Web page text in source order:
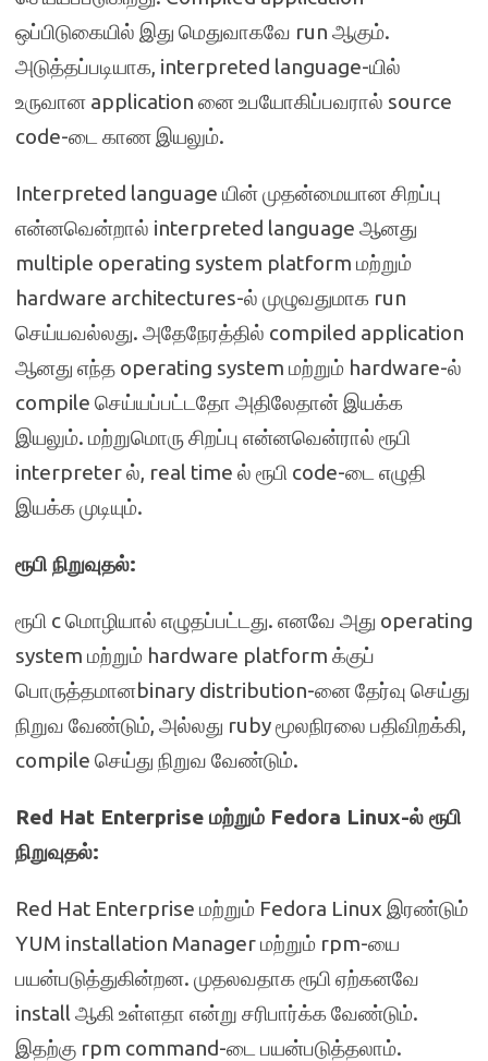
ஒப்பிடுகையில் இது மெதுவாகவே run ஆகும்.
அடுத்தப்படியாக, interpreted language-யில்
உருவான application னை உபயோகிப்பவரால் source
code-டை காண இயலும்.
Interpreted language யின் முதன்மையான சிறப்பு
என்னவென்றால் interpreted language ஆனது
multiple operating system platform மற்றும்
hardware architectures-ல் முழுவதுமாக run
செய்யவல்லது. அதேநேரத்தில் compiled application
ஆனது எந்த operating system மற்றும் hardware-ல்
compile செய்யப்பட்டதோ அதிலேதான் இயக்க
இயலும். மற்றுமொரு சிறப்பு என்னவென்ரால் ரூபி
interpreter ல், real time ல் ரூபி code-டை எழுதி
இயக்க முடியும்.
ரூபி நிறுவுதல்:
ரூபி c மொழியால் எழுதப்பட்டது. எனவே அது operating
system மற்றும் hardware platform க்குப்
பொருத்தமானbinary distribution-னை தேர்வு செய்து
நிறுவ வேண்டும், அல்லது ruby மூலநிரலை பதிவிறக்கி,
compile செய்து நிறுவ வேண்டும்.
Red Hat Enterprise மற்றும் Fedora Linux-ல் ரூபி
நிறுவுதல்:
Red Hat Enterprise மற்றும் Fedora Linux இரண்டும்
YUM installation Manager மற்றும் rpm-யை
பயன்படுத்துகின்றன. முதலவதாக ரூபி ஏற்கனவே
install ஆகி உள்ளதா என்று சரிபார்க்க வேண்டும்.
இதற்கு rpm command-டை பயன்படுத்தலாம்.